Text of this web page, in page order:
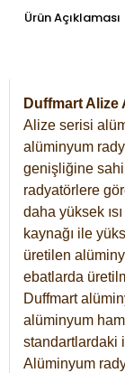
Ürün Açıklaması
Duffmart
Alize serisi
alüminyum
genişliğine
radyatörlere
daha yüksek
kaynağı ile
üretilen
ebatlarda
Duffmart
alüminyum
standartlardaki
Alüminyum